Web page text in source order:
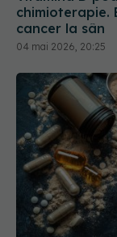
Ingredientul
scurtează
aminoacizi pot